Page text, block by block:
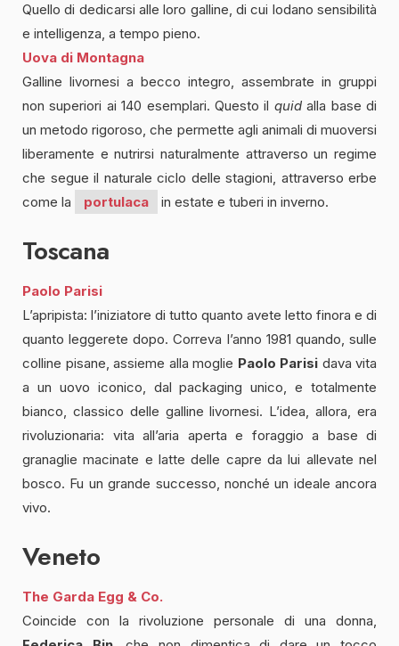
Quello di dedicarsi alle loro galline, di cui lodano sensibilità
e intelligenza, a tempo pieno.
Uova di Montagna
Galline livornesi a becco integro, assembrate in gruppi
non superiori ai 140 esemplari. Questo il quidalla base di
un metodo rigoroso, che permette agli animali di muoversi
liberamente e nutrirsi naturalmente attraverso un regime
che segue il naturale ciclo delle stagioni, attraverso erbe
come la
portulaca in estate e tuberi in inverno.
Toscana
Paolo Parisi
L’apripista: l’iniziatore di tutto quanto avete letto finora e di
quanto leggerete dopo. Correva l’anno 1981 quando, sulle
colline pisane, assieme alla moglie Paolo Parisi dava vita
a un uovo iconico, dal packaging unico, e totalmente
bianco, classico delle galline livornesi. L’idea, allora, era
rivoluzionaria: vita all’aria aperta e foraggio a base di
granaglie macinate e latte delle capre da lui allevate nel
bosco. Fu un grande successo, nonché un ideale ancora
vivo.
Veneto
The Garda Egg & Co.
Coincide con la rivoluzione personale di una donna,